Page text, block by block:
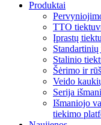
Produktai
TTO
Įprastų
Stalinio
Šėrimo ir
Veido
Serija
Išmaniojo
tiekimo